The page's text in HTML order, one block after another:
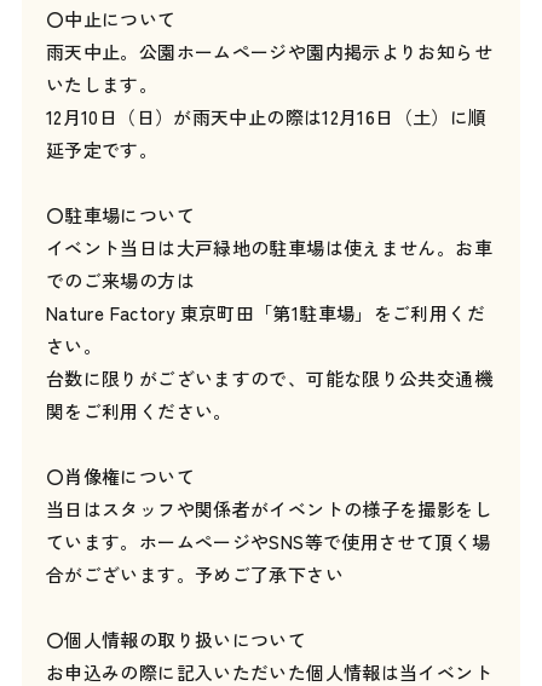
〇中止について
雨天中止。公園ホームページや園内掲示よりお知らせ
いたします。
12月10日（日）が雨天中止の際は12月16日（土）に順
延予定です。
〇駐車場について
イベント当日は大戸緑地の駐車場は使えません。お車
でのご来場の方は
Nature Factory 東京町田「第1駐車場」をご利用くだ
さい。
台数に限りがございますので、可能な限り公共交通機
関をご利用ください。
〇肖像権について
当日はスタッフや関係者がイベントの様子を撮影をし
ています。ホームページやSNS等で使用させて頂く場
合がございます。予めご了承下さい
〇個人情報の取り扱いについて
お申込みの際に記入いただいた個人情報は当イベント